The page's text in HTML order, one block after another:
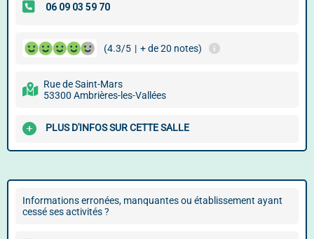
(4.3/5 | + de 20 notes)
Rue de Saint-Mars
53300 Ambrières-les-Vallées
PLUS D'INFOS SUR CETTE SALLE
Informations erronées, manquantes ou établissement ayant
cessé ses activités ?